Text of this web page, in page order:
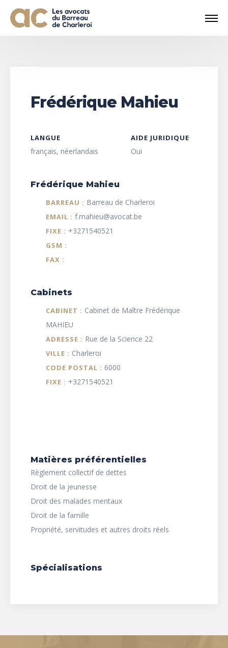
Frédérique Mahieu
LANGUE
français, néerlandais
AIDE JURIDIQUE
Oui
Frédérique Mahieu
BARREAU : Barreau de Charleroi
EMAIL : f.mahieu@avocat.be
FIXE : +3271540521
GSM :
FAX :
Cabinets
CABINET : Cabinet de Maître Frédérique
MAHIEU
ADRESSE : Rue de la Science 22
VILLE : Charleroi
CODE POSTAL : 6000
FIXE : +3271540521
Matières préférentielles
Règlement collectif de dettes
Droit de la jeunesse
Droit des malades mentaux
Droit de la famille
Propriété, servitudes et autres droits réels
Spécialisations